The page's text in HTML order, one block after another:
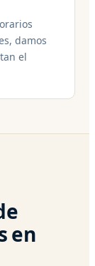
damos
el
en